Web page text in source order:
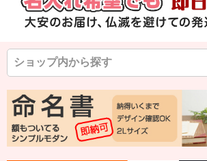
◆
◆
在庫なし商品を表示しない
バンドル販売